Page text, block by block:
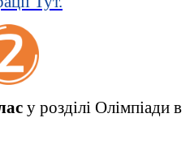
у розділі Олімпіади в